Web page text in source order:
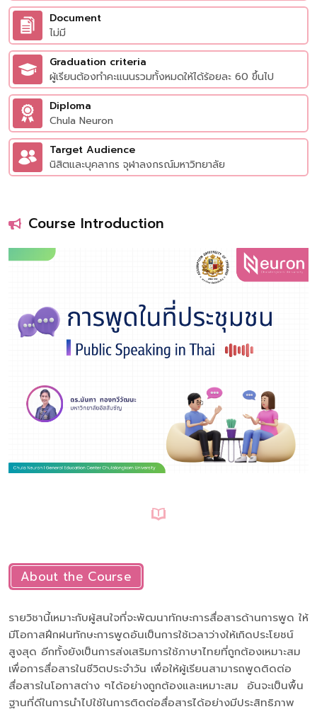
Document
ไม่มี
Graduation criteria
ผู้เรียนต้องทำคะแนนรวมทั้งหมดให้ได้ร้อยละ 60 ขึ้นไป
Diploma
Chula Neuron
Target Audience
นิสิตและบุคลากร จุฬาลงกรณ์มหาวิทยาลัย
Course Introduction
About the Course
รายวิชานี้เหมาะกับผู้สนใจที่จะพัฒนาทักษะการสื่อสารด้านการพูด ให้
มีโอกาสฝึกฝนทักษะการพูดอันเป็นการใช้เวลาว่างให้เกิดประโยชน์
สูงสุด อีกทั้งยังเป็นการส่งเสริมการใช้ภาษาไทยที่ถูกต้องเหมาะสม
เพื่อการสื่อสารในชีวิตประจำวัน เพื่อให้ผู้เรียนสามารถพูดติดต่อ
สื่อสารในโอกาสต่าง ๆได้อย่างถูกต้องและเหมาะสม อันจะเป็นพื้น
ฐานที่ดีในการนำไปใช้ในการติดต่อสื่อสารได้อย่างมีประสิทธิภาพ